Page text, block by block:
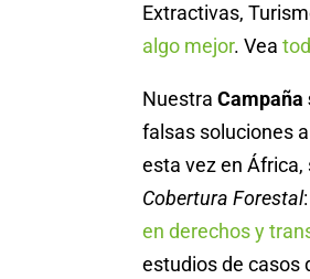
Extractivas,
algo mejor. Vea
NuestraCampaña
falsas soluciones
esta vez en
Cobertura Forestal:
en derechos y
estudios de casos